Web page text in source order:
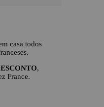
casa todos
,
France.